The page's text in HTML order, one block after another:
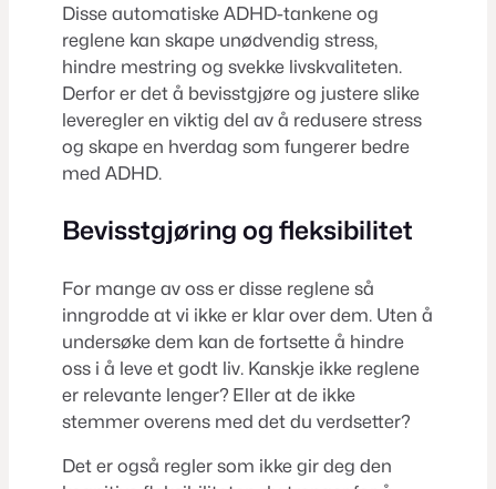
Disse automatiske ADHD-tankene og
reglene kan skape unødvendig stress,
hindre mestring og svekke livskvaliteten.
Derfor er det å bevisstgjøre og justere slike
leveregler en viktig del av å redusere stress
og skape en hverdag som fungerer bedre
med ADHD.
Bevisstgjøring og fleksibilitet
For mange av oss er disse reglene så
inngrodde at vi ikke er klar over dem. Uten å
undersøke dem kan de fortsette å hindre
oss i å leve et godt liv. Kanskje ikke reglene
er relevante lenger? Eller at de ikke
stemmer overens med det du verdsetter?
Det er også regler som ikke gir deg den